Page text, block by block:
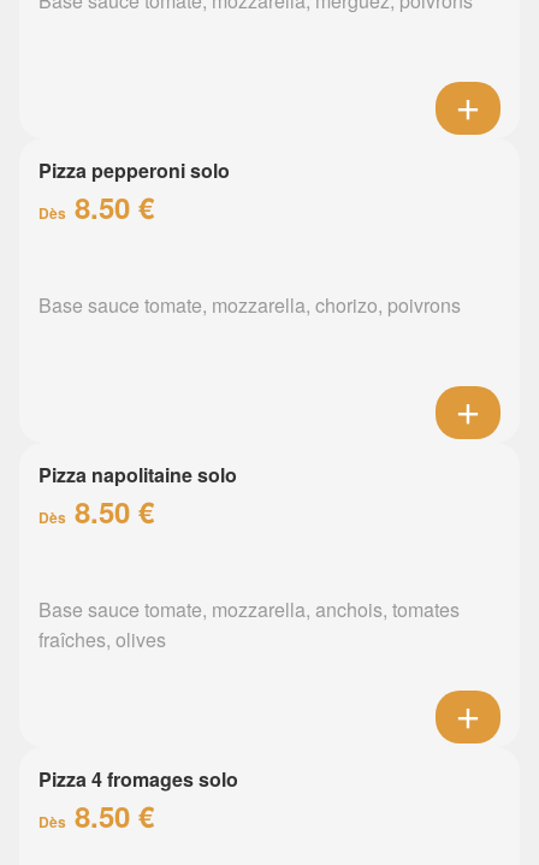
Pizza pepperoni solo
Dès 8.50 €
Base sauce tomate, mozzarella, chorizo, poivrons
Pizza napolitaine solo
Dès 8.50 €
Base sauce tomate, mozzarella, anchois, tomates
fraîches, olives
Pizza 4 fromages solo
Dès 8.50 €